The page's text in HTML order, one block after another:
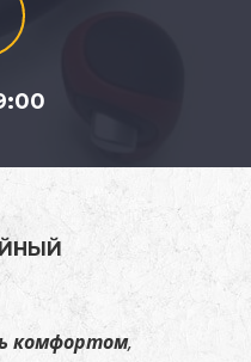
комфортом,